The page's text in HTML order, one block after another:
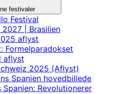
festivaler
| Brasilien
Formelparadokset
2025 (Aflyst)
Revolutionerer